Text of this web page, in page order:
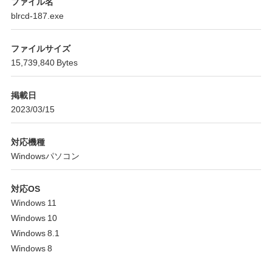
blrcd-187.exe
ファイルサイズ
15,739,840 Bytes
掲載日
2023/03/15
対応機種
Windowsパソコン
対応OS
Windows 11
Windows 10
Windows 8.1
Windows 8